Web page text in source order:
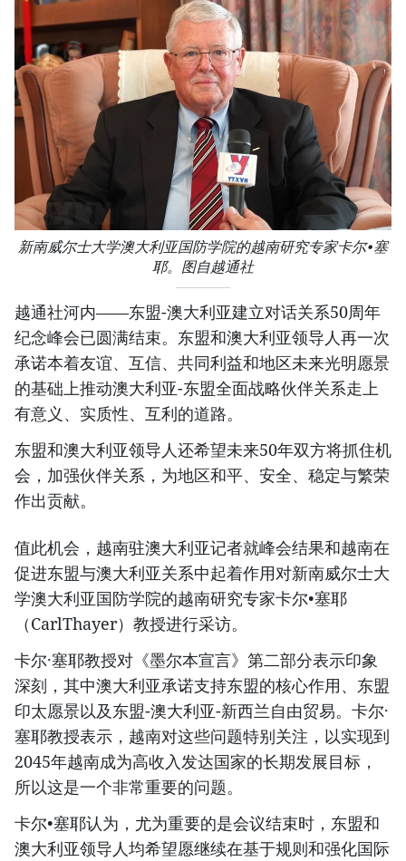
新南威尔士大学澳大利亚国防学院的越南研究专家卡尔•塞
耶。图自越通社
越通社河内——东盟-澳大利亚建立对话关系50周年
纪念峰会已圆满结束。东盟和澳大利亚领导人再一次
承诺本着友谊、互信、共同利益和地区未来光明愿景
的基础上推动澳大利亚-东盟全面战略伙伴关系走上
有意义、实质性、互利的道路。
东盟和澳大利亚领导人还希望未来50年双方将抓住机
会，加强伙伴关系，为地区和平、安全、稳定与繁荣
作出贡献。
值此机会，越南驻澳大利亚记者就峰会结果和越南在
促进东盟与澳大利亚关系中起着作用对新南威尔士大
学澳大利亚国防学院的越南研究专家卡尔•塞耶
（CarlThayer）教授进行采访。
卡尔·塞耶教授对《墨尔本宣言》第二部分表示印象
深刻，其中澳大利亚承诺支持东盟的核心作用、东盟
印太愿景以及东盟-澳大利亚-新西兰自由贸易。卡尔·
塞耶教授表示，越南对这些问题特别关注，以实现到
2045年越南成为高收入发达国家的长期发展目标，
所以这是一个非常重要的问题。
卡尔•塞耶认为，尤为重要的是会议结束时，东盟和
澳大利亚领导人均希望愿继续在基于规则和强化国际